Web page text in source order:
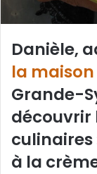
Danièle,
la
Grande-
découvrir
culinaires
à la